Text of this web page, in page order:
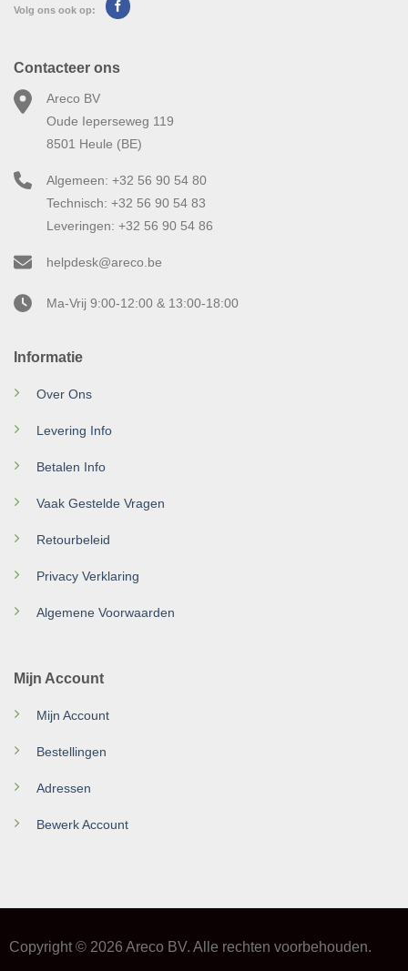
Volg ons ook op:
Informatie
Over Ons
Levering Info
Betalen Info
Vaak Gestelde Vragen
Retourbeleid
Privacy Verklaring
Algemene Voorwaarden
Mijn Account
Mijn Account
Bestellingen
Adressen
Bewerk Account
Contacteer ons
Areco BV
Oude Ieperseweg 119
8501 Heule (BE)
Algemeen: +32 56 90 54 80
Technisch: +32 56 90 54 83
Leveringen: +32 56 90 54 86
helpdesk@areco.be
Ma-Vrij 9:00-12:00 & 13:00-18:00
Copyright © 2026 Areco BV. Alle rechten voorbehouden.